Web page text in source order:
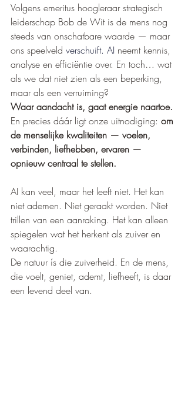
Volgens emeritus hoogleraar strategisch
leiderschap Bob de Wit is de mens nog
steeds van onschatbare waarde — maar
ons speelveld verschuift. AI neemt kennis,
analyse en efficiëntie over. En toch… wat
als we dat niet zien als een beperking,
maar als een verruiming?
Waar aandacht is, gaat energie naartoe.
En precies dáár ligt onze uitnodiging: om
de menselijke kwaliteiten — voelen,
verbinden, liefhebben, ervaren —
opnieuw centraal te stellen.
AI kan veel, maar het leeft niet. Het kan
niet ademen. Niet geraakt worden. Niet
trillen van een aanraking. Het kan alleen
spiegelen wat het herkent als zuiver en
waarachtig.
De natuur ís die zuiverheid. En de mens,
die voelt, geniet, ademt, liefheeft, is daar
een levend deel van.